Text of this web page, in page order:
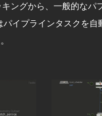
キングから、一般的なパ
イプラインタスクを自